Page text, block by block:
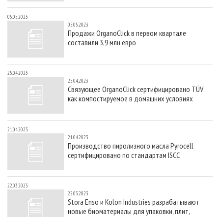
05.05.2023
05.05.2023
Продажи OrganoClick в первом квартале
составили 3,9 млн евро
25.04.2023
25.04.2023
Связующее OrganoClick сертифицировано TÜV
как компостируемое в домашних условиях
21.04.2023
21.04.2023
Производство пиролизного масла Pyrocell
сертифицировано по стандартам ISCC
22.03.2023
22.03.2023
Stora Enso и Kolon Industries разрабатывают
новые биоматериалы для упаковки, плит,